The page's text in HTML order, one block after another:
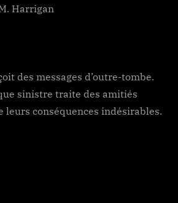
Harrigan
des messages d’outre-tombe.
sinistre traite des amitiés
leurs conséquences indésirables.